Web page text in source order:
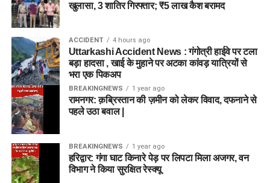
खुलासा, 3 शातिर गिरफ्तार; ₹5 लाख कैश बरामद
ACCIDENT 4 hours ago
Uttarkashi Accident News : गंगोत्री हाईवे पर टला
बड़ा हादसा , खाई के मुहाने पर अटका कांवड़ यात्रियों से
भरा एक पिकअप
BREAKINGNEWS 1 year ago
रामनगर: क़ब्रिस्तान की ज़मीन को लेकर विवाद, दफनाने से
पहले उठा बवाल |
BREAKINGNEWS 1 year ago
हरिद्वार: गंगा घाट किनारे पेड़ पर लिपटा मिला अजगर, वन
विभाग ने किया सुरक्षित रेस्क्यू